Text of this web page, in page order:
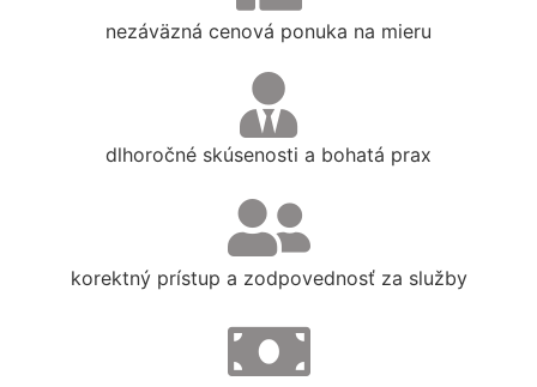
nezáväzná cenová ponuka na mieru
dlhoročné skúsenosti a bohatá prax
korektný prístup a zodpovednosť za služby